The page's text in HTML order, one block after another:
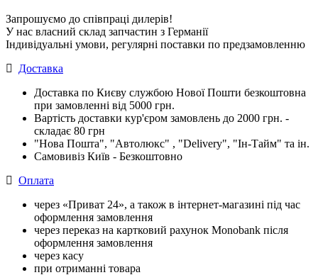
Запрошуємо до співпраці дилерів!
У нас власний склад запчастин з Германії
Індивідуальні умови, регулярні поставки по предзамовленню
Доставка
Доставка по Києву службою Нової Пошти безкоштовна
при замовленні від 5000 грн.
Вартість доставки кур'єром замовлень до 2000 грн. -
складає 80 грн
"Нова Пошта", "Автолюкс" , "Delivery", "Iн-Тайм" та ін.
Самовивіз Київ - Безкоштовно
Оплата
через «Приват 24», а також в інтернет-магазині під час
оформлення замовлення
через переказ на картковий рахунок Monobank після
оформлення замовлення
через касу
при отриманні товара